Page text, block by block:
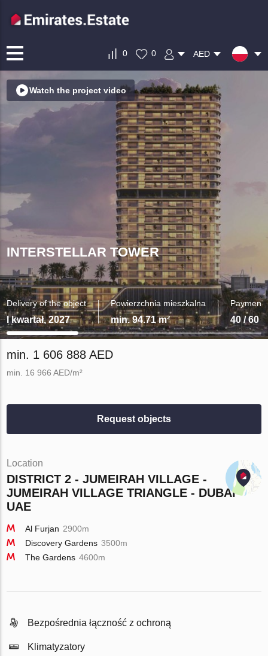
0 0 AED
Watch the project video
INTERSTELLAR TOWER
Delivery of the object
I kwartał, 2027
Powierzchnia mieszkalna
min. 94.71 m²
Payment
40 / 60
min. 1 606 888 AED
min. 16 966 AED/m²
Request objects
Location
DISTRICT 2 - JUMEIRAH VILLAGE -
JUMEIRAH VILLAGE TRIANGLE - DUBAI -
UAE
Al Furjan 2900m
Discovery Gardens 3500m
The Gardens 4600m
Bezpośrednia łączność z ochroną
Klimatyzatory